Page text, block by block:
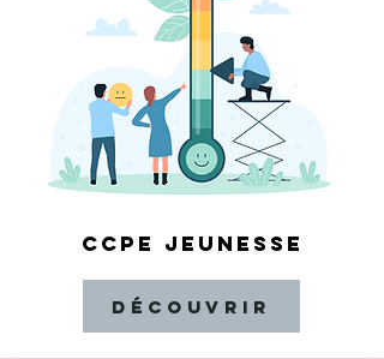
CCPE JEUNESSE
DÉCOUVRIR